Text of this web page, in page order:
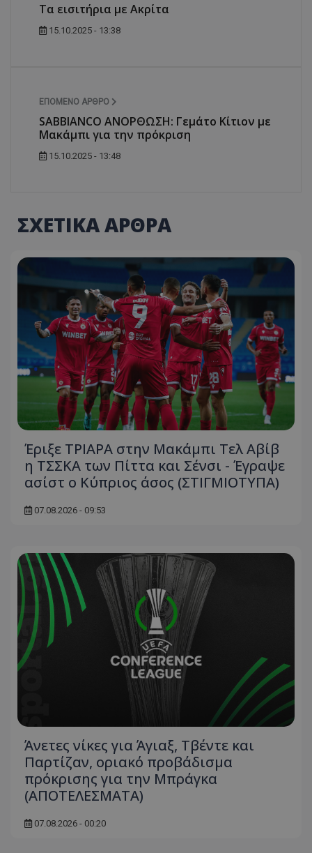
Τα εισιτήρια με Ακρίτα
15.10.2025 - 13:38
ΕΠΌΜΕΝΟ ΆΡΘΡΟ
SABBIANCO ΑΝΟΡΘΩΣΗ: Γεμάτο Kίτιον με
Μακάμπι για την πρόκριση
15.10.2025 - 13:48
ΣΧΕΤΙΚΑ ΑΡΘΡΑ
Έριξε ΤΡΙΑΡΑ στην Μακάμπι Τελ Αβίβ
η ΤΣΣΚΑ των Πίττα και Σένσι - Έγραψε
ασίστ ο Κύπριος άσος (ΣΤΙΓΜΙΟΤΥΠΑ)
07.08.2026 - 09:53
Άνετες νίκες για Άγιαξ, Τβέντε και
Παρτίζαν, οριακό προβάδισμα
πρόκρισης για την Μπράγκα
(ΑΠΟΤΕΛΕΣΜΑΤΑ)
07.08.2026 - 00:20